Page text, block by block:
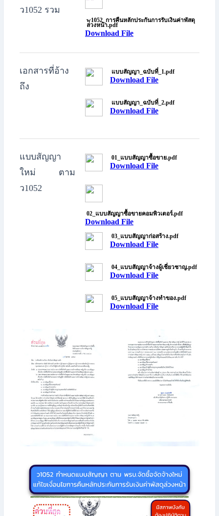
ว1052 รวม
w1052_การคืนหลักประกันการรับเงินค่าพัสดุ
ล่วงหน้า.pdf
Download File
เอกสารที่อ้าง
ถึง
แบบสัญญา_ฉบับที่_1.pdf
Download File
แบบสัญญา_ฉบับที่_2.pdf
Download File
แบบสัญญา
ใหม่ ตาม
ว1052
01_แบบสัญญาซื้อขาย.pdf
Download File
02_แบบสัญญาซื้อขายคอมพิวเตอร์.pdf
Download File
03_แบบสัญญาก่อสร้าง.pdf
Download File
04_แบบสัญญาจ้างผู้เชี่ยวชาญ.pdf
Download File
05_แบบสัญญาจ้างทำของ.pdf
Download File